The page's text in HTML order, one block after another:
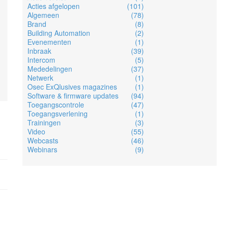
Acties afgelopen
(101)
Algemeen
(78)
Brand
(8)
Building Automation
(2)
Evenementen
(1)
Inbraak
(39)
Intercom
(5)
Mededelingen
(37)
Netwerk
(1)
Osec ExQlusives magazines
(1)
Software & firmware updates
(94)
Toegangscontrole
(47)
Toegangsverlening
(1)
Trainingen
(3)
Video
(55)
Webcasts
(46)
Webinars
(9)